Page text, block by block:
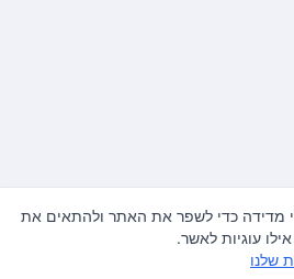
מדידה כדי לשפר את האתר ולהתאים את
עוגיות לאשר.
שלנו